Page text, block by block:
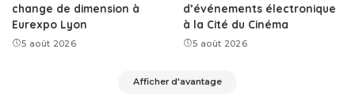
change de dimension à
Eurexpo Lyon
5 août 2026
d’événements électronique
à la Cité du Cinéma
5 août 2026
Afficher d'avantage